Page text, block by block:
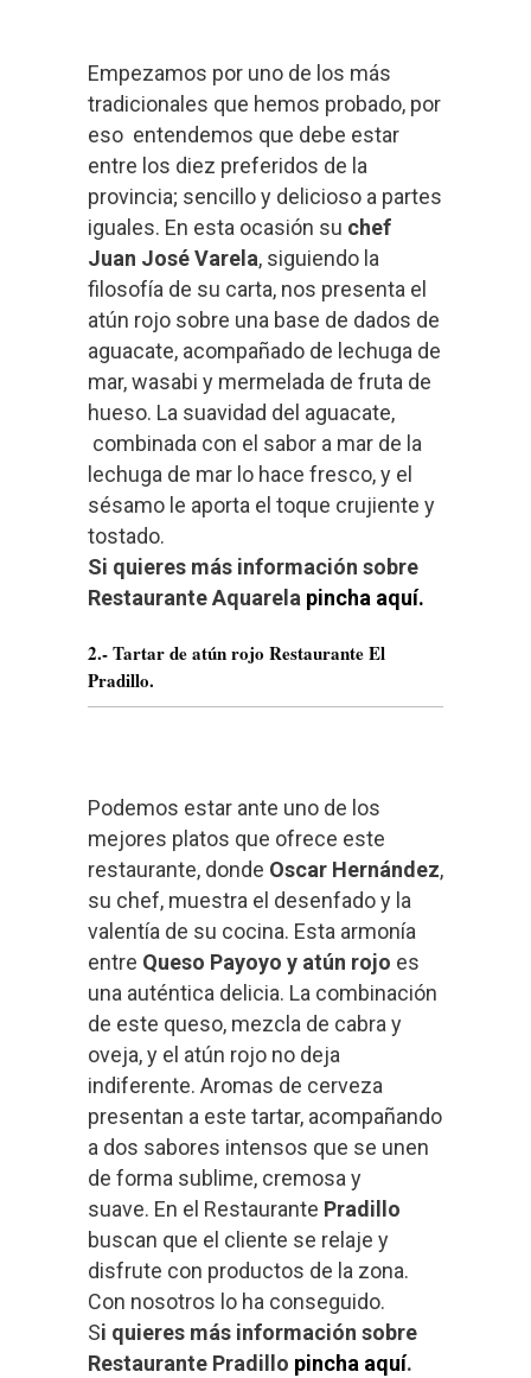
Empezamos por uno de los más
tradicionales que hemos probado, por
eso entendemos que debe estar
entre los diez preferidos de la
provincia; sencillo y delicioso a partes
iguales. En esta ocasión su chef
Juan José Varela, siguiendo la
filosofía de su carta, nos presenta el
atún rojo sobre una base de dados de
aguacate, acompañado de lechuga de
mar, wasabi y mermelada de fruta de
hueso. La suavidad del aguacate,
combinada con el sabor a mar de la
lechuga de mar lo hace fresco, y el
sésamo le aporta el toque crujiente y
tostado.
Si quieres más información sobre
Restaurante Aquarela pincha aquí.
2.- Tartar de atún rojo Restaurante El
Pradillo.
Podemos estar ante uno de los
mejores platos que ofrece este
restaurante, donde Oscar Hernández,
su chef, muestra el desenfado y la
valentía de su cocina. Esta armonía
entre Queso Payoyo y atún rojo es
una auténtica delicia. La combinación
de este queso, mezcla de cabra y
oveja, y el atún rojo no deja
indiferente. Aromas de cerveza
presentan a este tartar, acompañando
a dos sabores intensos que se unen
de forma sublime, cremosa y
suave. En el Restaurante Pradillo
buscan que el cliente se relaje y
disfrute con productos de la zona.
Con nosotros lo ha conseguido.
Si quieres más información sobre
Restaurante Pradillo pincha aquí.